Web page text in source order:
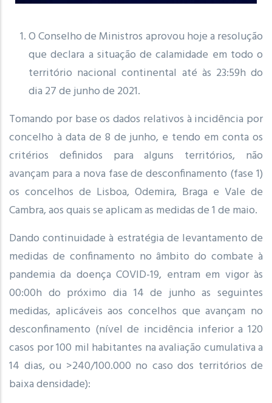
O Conselho de Ministros aprovou hoje a resolução
que declara a situação de calamidade em todo o
território nacional continental até às 23:59h do
dia 27 de junho de 2021.
Tomando por base os dados relativos à incidência por
concelho à data de 8 de junho, e tendo em conta os
critérios definidos para alguns territórios, não
avançam para a nova fase de desconfinamento (fase 1)
os concelhos de Lisboa, Odemira, Braga e Vale de
Cambra, aos quais se aplicam as medidas de 1 de maio.
Dando continuidade à estratégia de levantamento de
medidas de confinamento no âmbito do combate à
pandemia da doença COVID-19, entram em vigor às
00:00h do próximo dia 14 de junho as seguintes
medidas, aplicáveis aos concelhos que avançam no
desconfinamento (nível de incidência inferior a 120
casos por 100 mil habitantes na avaliação cumulativa a
14 dias, ou >240/100.000 no caso dos territórios de
baixa densidade):